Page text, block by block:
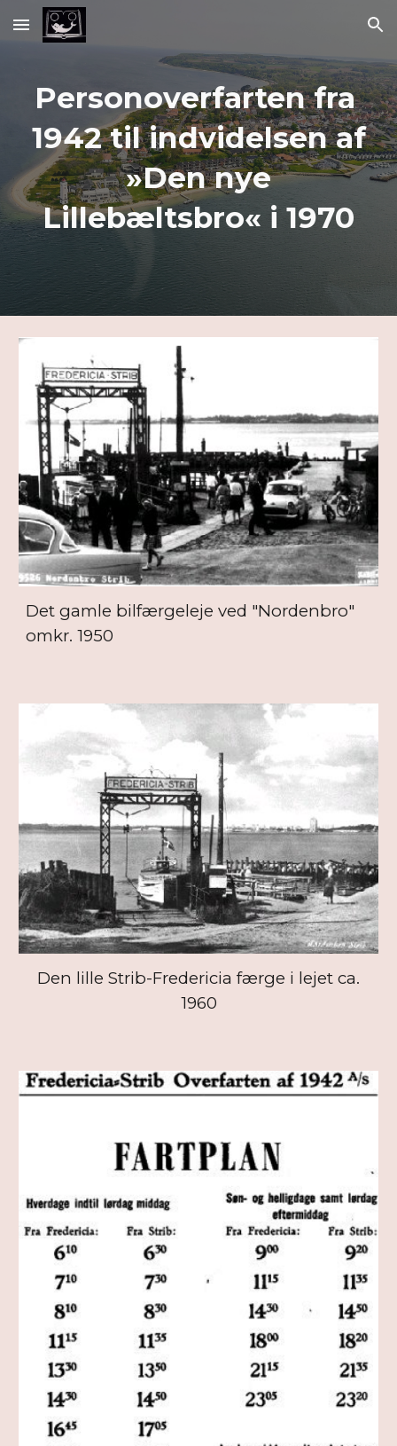
Skip to main content Skip to navigation
Personoverfarten fra
1942 til indvidelsen af
»Den nye
Lillebæltsbro« i 1970
Det gamle bilfærgeleje ved "Nordenbro"
omkr. 1950
Den lille Strib-Fredericia færge i lejet ca.
1960